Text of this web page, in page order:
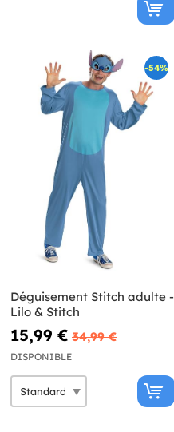
-54%
Déguisement Stitch adulte -
Lilo & Stitch
15,99 € 34,99 €
DISPONIBLE